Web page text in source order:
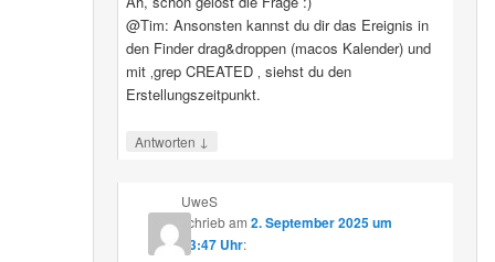
@Tim: Ansonsten kannst du dir das Ereignis in
den Finder drag&droppen (macos Kalender) und
mit ‚grep CREATED ‚ siehst du den
Erstellungszeitpunkt.
Antworten ↓
UweS
schriebam 2. September 2025 um
13:47 Uhr: